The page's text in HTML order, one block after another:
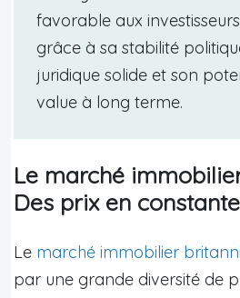
favorable aux
grâce à sa stabilité
juridique solide et son
value à long terme.
Le marché
Des prix en
Le marché immobilier
par une grande diversité de